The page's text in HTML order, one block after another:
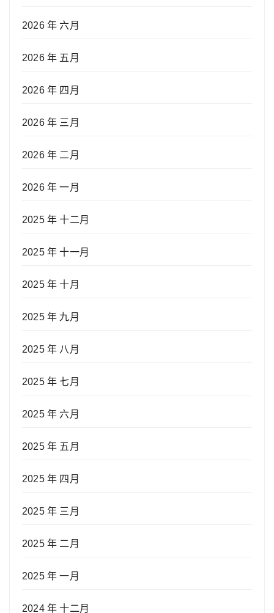
2026 年 六月
2026 年 五月
2026 年 四月
2026 年 三月
2026 年 二月
2026 年 一月
2025 年 十二月
2025 年 十一月
2025 年 十月
2025 年 九月
2025 年 八月
2025 年 七月
2025 年 六月
2025 年 五月
2025 年 四月
2025 年 三月
2025 年 二月
2025 年 一月
2024 年 十二月